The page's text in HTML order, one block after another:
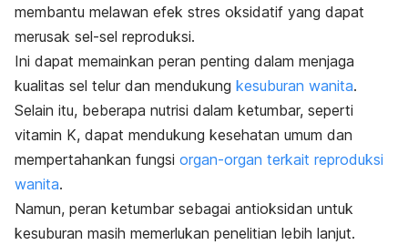
membantu melawan efek stres oksidatif yang dapat
merusak sel-sel reproduksi.
Ini dapat memainkan peran penting dalam menjaga
kualitas sel telur dan mendukung kesuburan wanita.
Selain itu, beberapa nutrisi dalam ketumbar, seperti
vitamin K, dapat mendukung kesehatan umum dan
mempertahankan fungsi organ-organ terkait reproduksi
wanita.
Namun, peran ketumbar sebagai antioksidan untuk
kesuburan masih memerlukan penelitian lebih lanjut.